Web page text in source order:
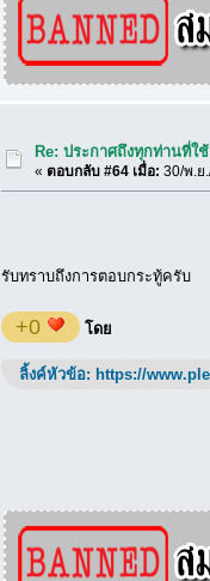
Re: ประกาศถึงทุกท่านที่ใ
«ตอบกลับ #64 เมื่อ: 30/พ.ย
รับทราบถึงการตอบกระทู้ครับ
+0 โดย
ลิ้งค์หัวข้อ: https://